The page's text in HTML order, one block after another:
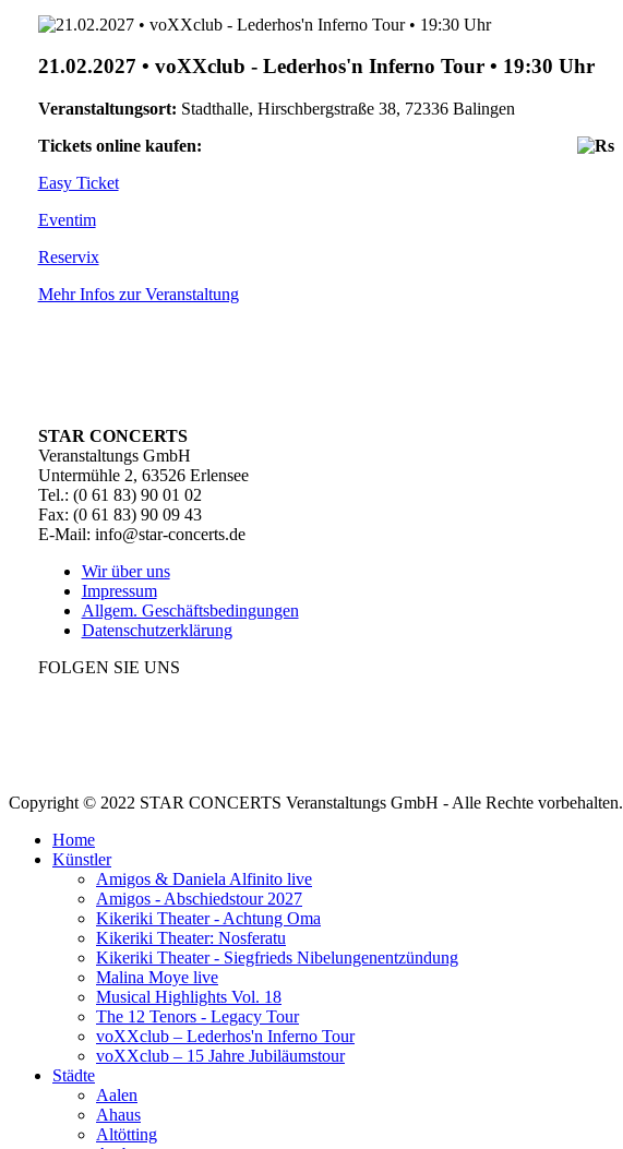
21.02.2027 • voXXclub - Lederhos'n Inferno Tour • 19:30 Uhr
Veranstaltungsort: Stadthalle, Hirschbergstraße 38, 72336 Balingen
Tickets online kaufen:
Easy Ticket
Eventim
Reservix
Mehr Infos zur Veranstaltung
STAR CONCERTS
Veranstaltungs GmbH
Untermühle 2, 63526 Erlensee
Tel.: (0 61 83) 90 01 02
Fax: (0 61 83) 90 09 43
E-Mail: info@star-concerts.de
Wir über uns
Impressum
Allgem. Geschäftsbedingungen
Datenschutzerklärung
FOLGEN SIE UNS
Copyright © 2022 STAR CONCERTS Veranstaltungs GmbH - Alle Rechte vorbehalten.
Home
Künstler
Amigos & Daniela Alfinito live
Amigos - Abschiedstour 2027
Kikeriki Theater - Achtung Oma
Kikeriki Theater: Nosferatu
Kikeriki Theater - Siegfrieds Nibelungenentzündung
Malina Moye live
Musical Highlights Vol. 18
The 12 Tenors - Legacy Tour
voXXclub – Lederhos'n Inferno Tour
voXXclub – 15 Jahre Jubiläumstour
Städte
Aalen
Ahaus
Altötting